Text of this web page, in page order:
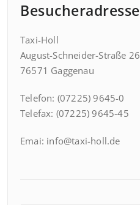
Besucheradresse
Taxi-Holl
August-Schneider-Straße 26
76571 Gaggenau
Telefon: (07225) 9645-0
Telefax: (07225) 9645-45
Emai: info@taxi-holl.de